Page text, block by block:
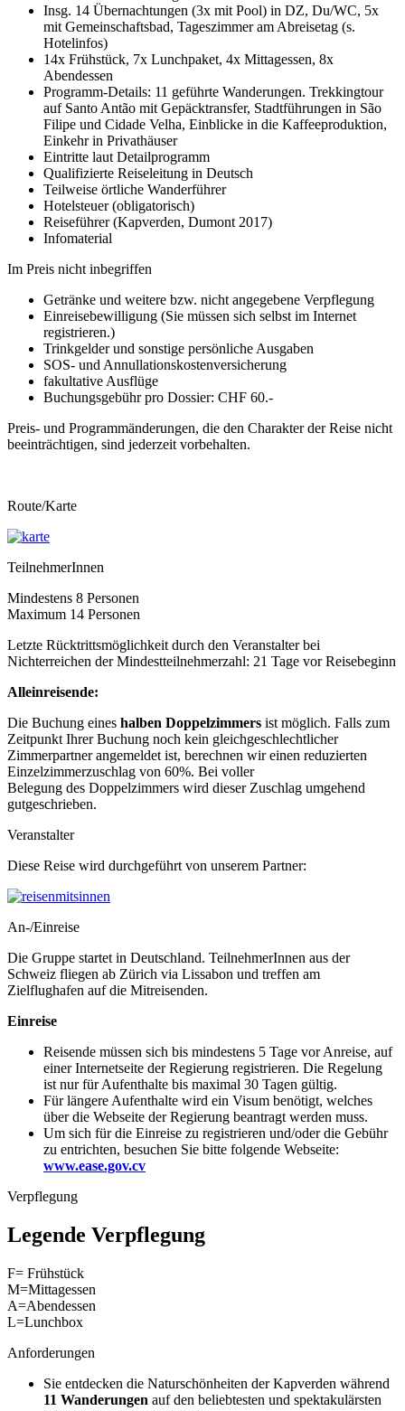
Insg. 14 Übernachtungen (3x mit Pool) in DZ, Du/WC, 5x
mit Gemeinschaftsbad, Tageszimmer am Abreisetag (s.
Hotelinfos)
14x Frühstück, 7x Lunchpaket, 4x Mittagessen, 8x
Abendessen
Programm-Details: 11 geführte Wanderungen. Trekkingtour
auf Santo Antão mit Gepäcktransfer, Stadtführungen in São
Filipe und Cidade Velha, Einblicke in die Kaffeeproduktion,
Einkehr in Privathäuser
Eintritte laut Detailprogramm
Qualifizierte Reise­leitung in Deutsch
Teilweise örtliche Wanderführer
Hotelsteuer (obligatorisch)
Reiseführer (Kapverden, Dumont 2017)
Infomaterial
Im Preis nicht inbegriffen
Getränke und weitere bzw. nicht angegebene Verpflegung
Einreisebewilligung (Sie müssen sich selbst im Internet
registrieren.)
Trinkgelder und sonstige persönliche Ausgaben
SOS- und Annullationskostenversicherung
fakultative Ausflüge
Buchungsgebühr pro Dossier: CHF 60.-
Preis- und Programmänderungen, die den Charakter der Reise nicht
beeinträchtigen, sind jederzeit vorbehalten.
Route/Karte
TeilnehmerInnen
Mindestens 8 Personen
Maximum 14 Personen
Letzte Rücktrittsmöglichkeit durch den Veranstalter bei
Nichterreichen der Mindestteilnehmerzahl: 21 Tage vor Reisebeginn
Alleinreisende:
Die Buchung eines halben Doppelzimmers ist möglich. Falls zum
Zeitpunkt Ihrer Buchung noch kein gleichgeschlechtlicher
Zimmerpartner angemeldet ist, berechnen wir einen reduzierten
Einzelzimmerzuschlag von 60%. Bei voller
Belegung des Doppelzimmers wird dieser Zuschlag umgehend
gutgeschrieben.
Veranstalter
Diese Reise wird durchgeführt von unserem Partner:
An-/Einreise
Die Gruppe startet in Deutschland. TeilnehmerInnen aus der
Schweiz fliegen ab Zürich via Lissabon und treffen am
Zielflughafen auf die Mitreisenden.
Einreise
Reisende müssen sich bis mindestens 5 Tage vor Anreise, auf
einer Internetseite der Regierung registrieren. Die Regelung
ist nur für Aufenthalte bis maximal 30 Tagen gültig.
Für längere Aufenthalte wird ein Visum benötigt, welches
über die Webseite der Regierung beantragt werden muss.
Um sich für die Einreise zu registrieren und/oder die Gebühr
zu entrichten, besuchen Sie bitte folgende Webseite:
www.ease.gov.cv
Verpflegung
Legende Verpflegung
F= Frühstück
M=Mittagessen
A=Abendessen
L=Lunchbox
Anforderungen
Sie entdecken die Naturschönheiten der Kapverden während
11 Wanderungen auf den beliebtesten und spektakulärsten